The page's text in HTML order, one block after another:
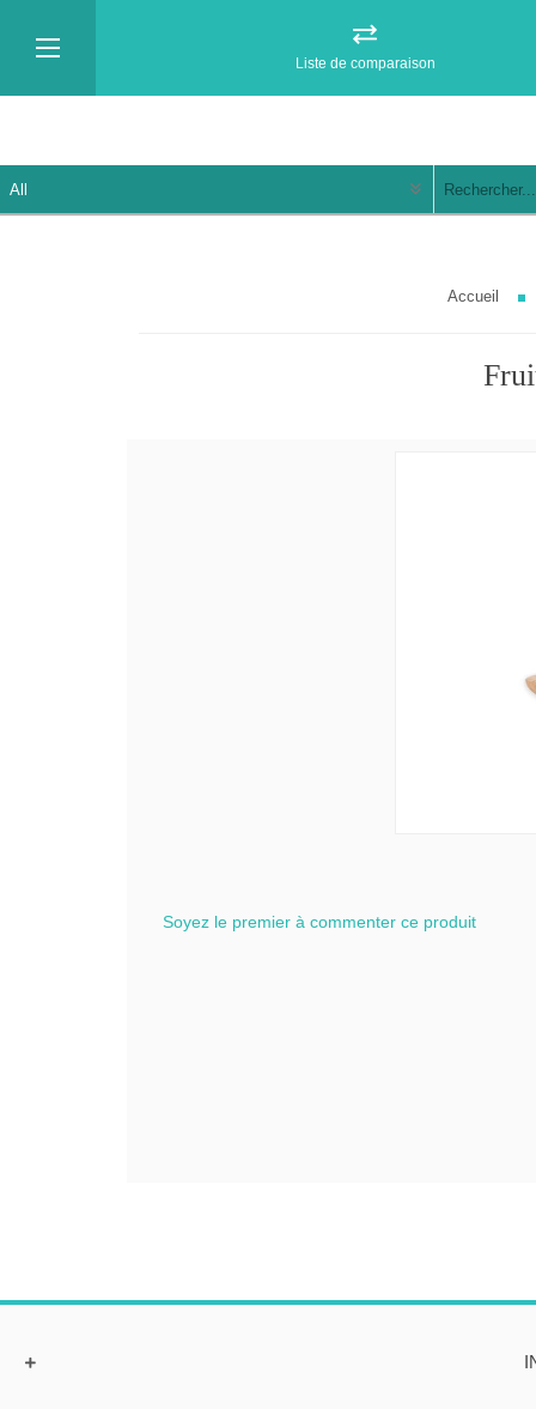
Liste de comparaison
Accueil
Soyez le premier à commenter ce produit